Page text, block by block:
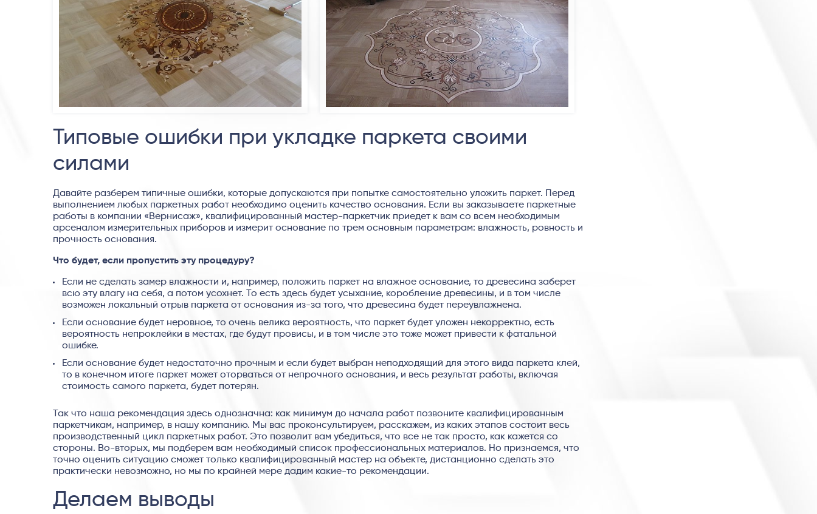
Типовые ошибки при укладке паркета своими
силами
Давайте разберем типичные ошибки, которые допускаются при попытке самостоятельно уложить паркет. Перед
выполнением любых паркетных работ необходимо оценить качество основания. Если вы заказываете паркетные
работы в компании «Вернисаж», квалифицированный мастер-паркетчик приедет к вам со всем необходимым
арсеналом измерительных приборов и измерит основание по трем основным параметрам: влажность, ровность и
прочность основания.
Что будет, если пропустить эту процедуру?
Если не сделать замер влажности и, например, положить паркет на влажное основание, то древесина заберет
всю эту влагу на себя, а потом усохнет. То есть здесь будет усыхание, коробление древесины, и в том числе
возможен локальный отрыв паркета от основания из-за того, что древесина будет переувлажнена.
Если основание будет неровное, то очень велика вероятность, что паркет будет уложен некорректно, есть
вероятность непроклейки в местах, где будут провисы, и в том числе это тоже может привести к фатальной
ошибке.
Если основание будет недостаточно прочным и если будет выбран неподходящий для этого вида паркета клей,
то в конечном итоге паркет может оторваться от непрочного основания, и весь результат работы, включая
стоимость самого паркета, будет потерян.
Так что наша рекомендация здесь однозначна: как минимум до начала работ позвоните квалифицированным
паркетчикам, например, в нашу компанию. Мы вас проконсультируем, расскажем, из каких этапов состоит весь
производственный цикл паркетных работ. Это позволит вам убедиться, что все не так просто, как кажется со
стороны. Во-вторых, мы подберем вам необходимый список профессиональных материалов. Но признаемся, что
точно оценить ситуацию сможет только квалифицированный мастер на объекте, дистанционно сделать это
практически невозможно, но мы по крайней мере дадим какие-то рекомендации.
Делаем выводы